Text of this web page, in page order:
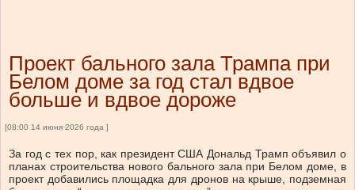
Проект бального зала Трампа при
Белом доме за год стал вдвое
больше и вдвое дороже
[08:00 14 июня 2026 года ]
За год с тех пор, как президент США Дональд Трамп объявил о
планах строительства нового бального зала при Белом доме, в
проект добавились площадка для дронов на крыше, подземная